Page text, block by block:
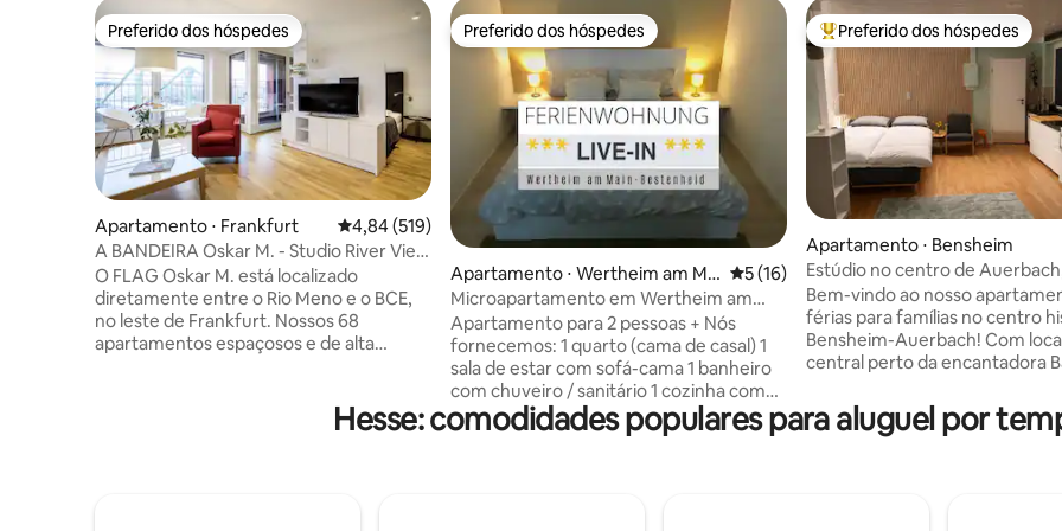
Preferido dos hóspedes
Preferido dos hóspedes
Apartamento ⋅ Frankfurt 4,84 de uma avaliação média de 5, 519 avaliações
4,84 (519)
A BANDEIRA Oskar M. - Studio River View
(cama de 140 cm)
O FLAG Oskar M. está localizado
diretamente entre o Rio Meno e o BCE,
no leste de Frankfurt. Nossos 68
apartamentos espaçosos e de alta
40 m² e 55 m². Cada apartamento
estúdio tem uma cozinha totalmente
Preferido dos hóspedes
Preferido dos hóspedes
Apartamento ⋅ Wertheim am Mai
n
5 de uma avaliação média de 5, 16
5 (16)
Microapartamento em Wertheim am
Main
Apartamento para 2 pessoas + Nós
fornecemos: 1 quarto (cama de casal) 1
sala de estar com sofá-cama 1 banheiro
com chuveiro / sanitário 1 cozinha com
fogão, forno, cafeteira, etc. 1
acesso/privacidade separada no
Entre os melhores preferidos
Preferido dos hóspedes
Apartamento ⋅ Bensheim
Estúdio no centro de
Fürstenlager
Bem-vindo ao nosso
férias para famílias no centro
Bensheim-Auerbach! Com
central perto da encantadora
que desejam explorar a bela
Bergstraße. Atrações como o
distância a pé. Restaurantes,
Hesse: comodidades populares para aluguel por